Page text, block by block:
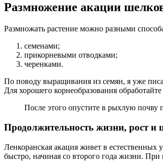
Размножение акации
Размножать растение можно разными
семенами;
прикорневыми отводками;
черенками.
По поводу выращивания из семян, я уже
Для хорошего корнеобразования
После этого опустите в рыхлую почву
Продолжительность жизни, рост и
Ленкоранская акация живет в
быстро, начиная со второго года жизни. При